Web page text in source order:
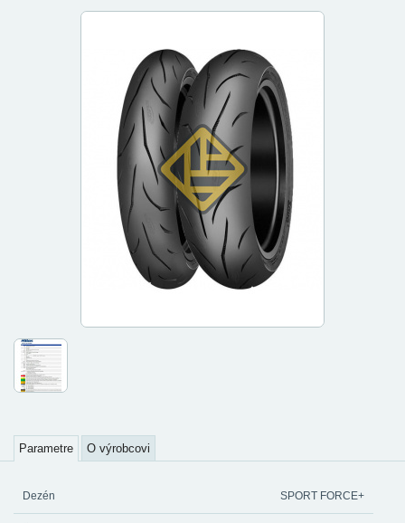
Parametre O výrobcovi
Dezén SPORT FORCE+